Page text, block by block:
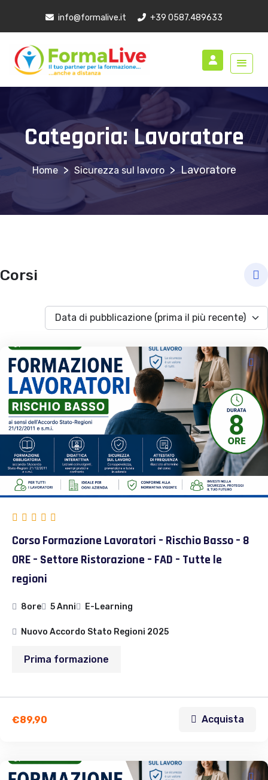
info@formalive.it +39 0587.489633
Categoria:Lavoratore
> Sicurezza sul lavoro > Lavoratore
Corsi
Data di pubblicazione (prima il più recente)
Corso Formazione Lavoratori – Rischio Basso – 8
ORE – Settore Ristorazione – FAD – Tutte le
regioni
8ore 5 Anni E-Learning
Nuovo Accordo Stato Regioni 2025
Prima formazione
€89,90 Acquista